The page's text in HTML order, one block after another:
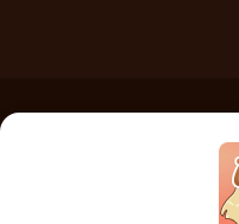
เว็บไซต์แห่งนี้ไม่ได้เห็นด้วยและไม่ขอรับผิดช
วิจารณญาณในการกลั่นกรองด้วยตนเอง แล
กรุณาแจ้งมาที่ tunwalai@ookbee.com เพื่อ